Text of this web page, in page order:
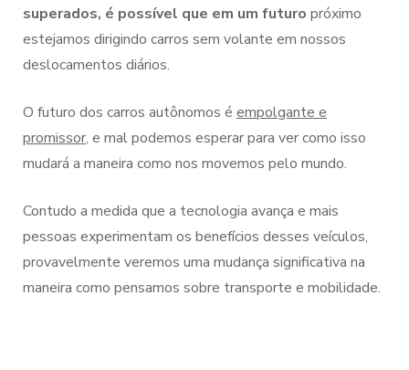
superados, é possível que em um futuro próximo
estejamos dirigindo carros sem volante em nossos
deslocamentos diários.
O futuro dos carros autônomos é empolgante e
promissor, e mal podemos esperar para ver como isso
mudará a maneira como nos movemos pelo mundo.
Contudo a medida que a tecnologia avança e mais
pessoas experimentam os benefícios desses veículos,
provavelmente veremos uma mudança significativa na
maneira como pensamos sobre transporte e mobilidade.